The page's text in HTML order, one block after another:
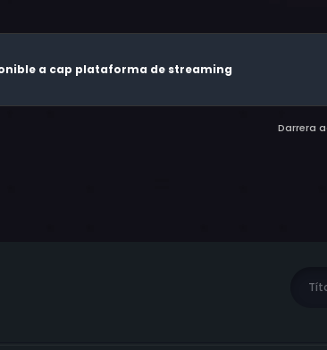
a cap plataforma de streaming
Darrera